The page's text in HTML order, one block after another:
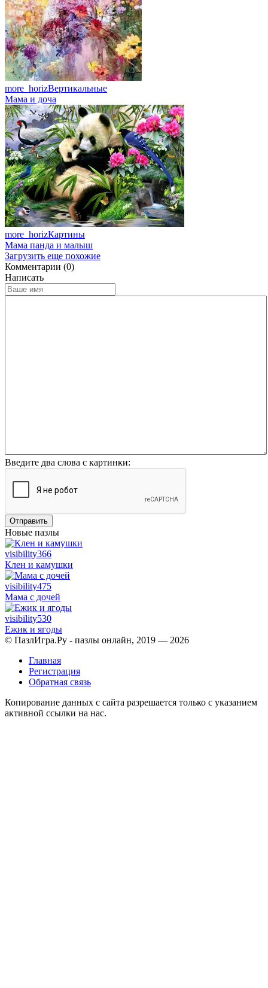
more_horizВертикальные
Мама и доча
more_horizКартины
Мама панда и малыш
Загрузить еще похожие
Комментарии (0)
Написать
Введите два слова с картинки:
Отправить
Новые пазлы
visibility366
Клен и камушки
visibility475
Мама с дочей
visibility530
Ежик и ягоды
© ПазлИгра.Ру - пазлы онлайн, 2019 — 2026
Главная
Регистрация
Обратная связь
Копирование данных с сайта разрешается только с указанием
активной ссылки на нас.